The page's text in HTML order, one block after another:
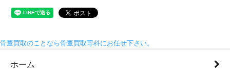
骨董買取のことなら骨董買取専科にお任せ下さい。
ホーム